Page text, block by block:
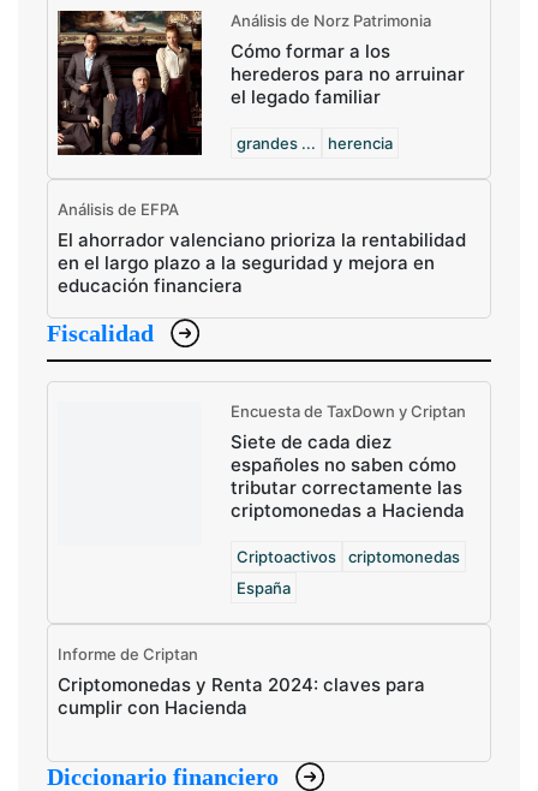
Análisis de Norz Patrimonia
Cómo formar a los
herederos para no arruinar
el legado familiar
grandes ... herencia
Análisis de EFPA
El ahorrador valenciano prioriza la rentabilidad
en el largo plazo a la seguridad y mejora en
educación financiera
Fiscalidad
Encuesta de TaxDown y Criptan
Siete de cada diez
españoles no saben cómo
tributar correctamente las
criptomonedas a Hacienda
Criptoactivos
criptomonedas
España
Informe de Criptan
Criptomonedas y Renta 2024: claves para
cumplir con Hacienda
Diccionario financiero